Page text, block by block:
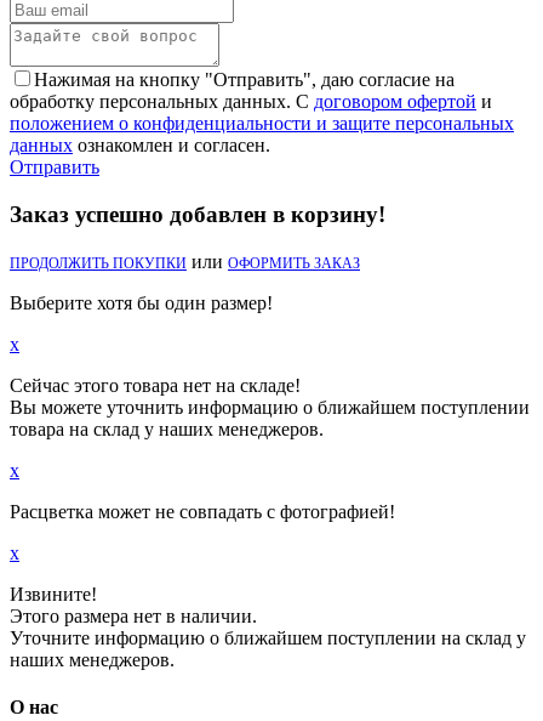
Нажимая на кнопку "Отправить", даю согласие на
обработку персональных данных. С договором офертой и
положением о конфиденциальности и защите персональных
данных ознакомлен и согласен.
Отправить
Заказ успешно добавлен в корзину!
ПРОДОЛЖИТЬ ПОКУПКИ или ОФОРМИТЬ ЗАКАЗ
Выберите хотя бы один размер!
x
Сейчас этого товара нет на складе!
Вы можете уточнить информацию о ближайшем поступлении
товара на склад у наших менеджеров.
x
Расцветка может не совпадать с фотографией!
x
Извините!
Этого размера нет в наличии.
Уточните информацию о ближайшем поступлении на склад у
наших менеджеров.
О нас